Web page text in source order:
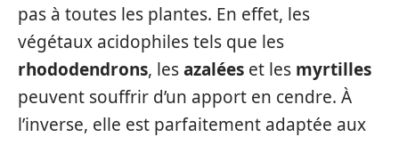
pas à toutes les plantes. En effet, les
végétaux acidophiles tels que les
rhododendrons, lesazalées et les myrtilles
peuvent souffrir d’un apport en cendre. À
l’inverse, elle est parfaitement adaptée aux